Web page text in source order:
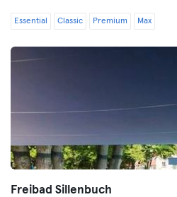
Essential Classic Premium Max
Freibad Sillenbuch